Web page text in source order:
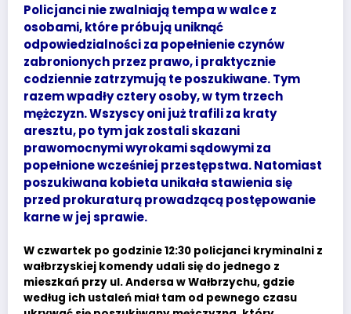
Policjanci nie zwalniają tempa w walce z
osobami, które próbują uniknąć
odpowiedzialności za popełnienie czynów
zabronionych przez prawo, i praktycznie
codziennie zatrzymują te poszukiwane. Tym
razem wpadły cztery osoby, w tym trzech
mężczyzn. Wszyscy oni już trafili za kraty
aresztu, po tym jak zostali skazani
prawomocnymi wyrokami sądowymi za
popełnione wcześniej przestępstwa. Natomiast
poszukiwana kobieta unikała stawienia się
przed prokuraturą prowadzącą postępowanie
karne w jej sprawie.
W czwartek po godzinie 12:30 policjanci kryminalni z
wałbrzyskiej komendy udali się do jednego z
mieszkań przy ul. Andersa w Wałbrzychu, gdzie
według ich ustaleń miał tam od pewnego czasu